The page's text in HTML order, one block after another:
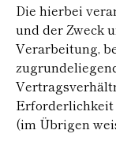
Die hierbei
und der Zweck
Verarbeitung,
Erforderlichkeit
(im Übrigen